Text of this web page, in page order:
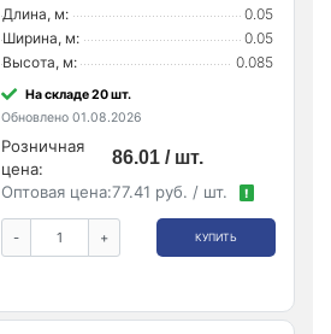
Длина, м:
0.05
Ширина, м:
0.05
Высота, м:
0.085
На складе 20 шт.
Обновлено 01.08.2026
Розничная
цена:
86.01 / шт.
Оптовая цена:77.41 руб. / шт. !
- + КУПИТЬ